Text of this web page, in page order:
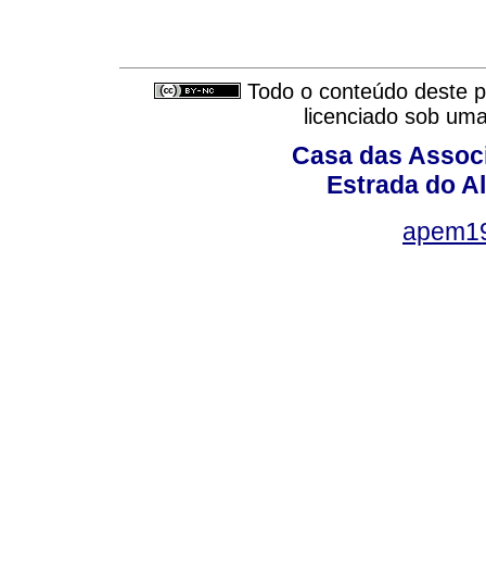
Todo o conteúdo deste
licenciado sob
Casa das
Estrada do